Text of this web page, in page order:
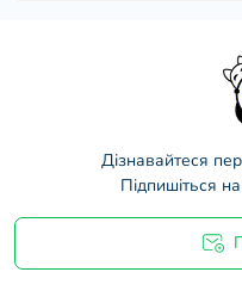
Дізнавайтеся
Підпишіться